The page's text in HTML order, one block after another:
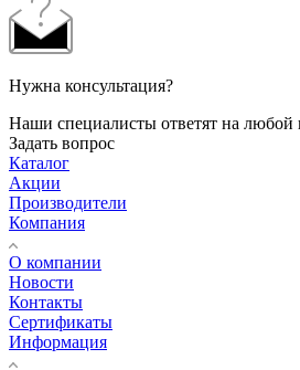
Нужна консультация?
Наши специалисты ответят на
Задать вопрос
Каталог
Акции
Производители
Компания
О компании
Новости
Контакты
Сертификаты
Информация